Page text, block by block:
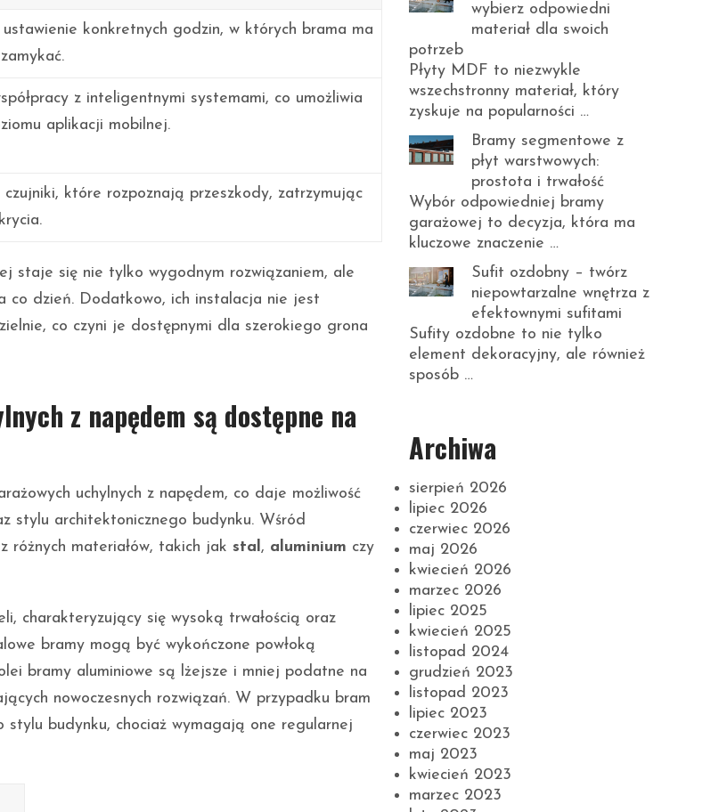
konkretnych godzin, w których brama ma
z inteligentnymi systemami, co umożliwia
aplikacji mobilnej.
które rozpoznają przeszkody, zatrzymując
staje się nie tylko wygodnym rozwiązaniem, ale
co dzień. Dodatkowo, ich instalacja nie jest
co czyni je dostępnymi dla szerokiego grona
z napędem są dostępne na
uchylnych z napędem, co daje możliwość
stylu architektonicznego budynku. Wśród
różnych materiałów, takich jak stal , aluminium czy
charakteryzujący się wysoką trwałością oraz
bramy mogą być wykończone powłoką
bramy aluminiowe są lżejsze i mniej podatne na
nowoczesnych rozwiązań. W przypadku bram
stylu budynku, chociaż wymagają one regularnej
wybierz odpowiedni
materiał dla swoich
potrzeb
Płyty MDF to niezwykle
wszechstronny materiał, który
zyskuje na popularności …
Bramy segmentowe z
płyt warstwowych:
prostota i trwałość
Wybór odpowiedniej bramy
garażowej to decyzja, która ma
kluczowe znaczenie …
Sufit ozdobny – twórz
niepowtarzalne wnętrza z
efektownymi sufitami
Sufity ozdobne to nie tylko
element dekoracyjny, ale również
sposób …
Archiwa
sierpień 2026
lipiec 2026
czerwiec 2026
maj 2026
kwiecień 2026
marzec 2026
lipiec 2025
kwiecień 2025
listopad 2024
grudzień 2023
listopad 2023
lipiec 2023
czerwiec 2023
maj 2023
kwiecień 2023
marzec 2023